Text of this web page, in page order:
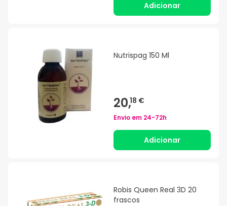
Adicionar
Nutrispag 150 Ml
20,18 €
Envio em 24-72h
Adicionar
Robis Queen Real 3D 20
frascos